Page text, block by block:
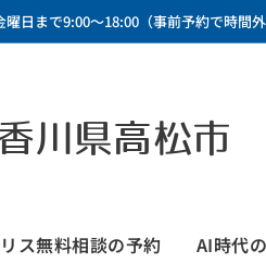
曜日まで9:00～18:00（事前予約で時間外
川県高松市
ス無料相談の予約 AI時代